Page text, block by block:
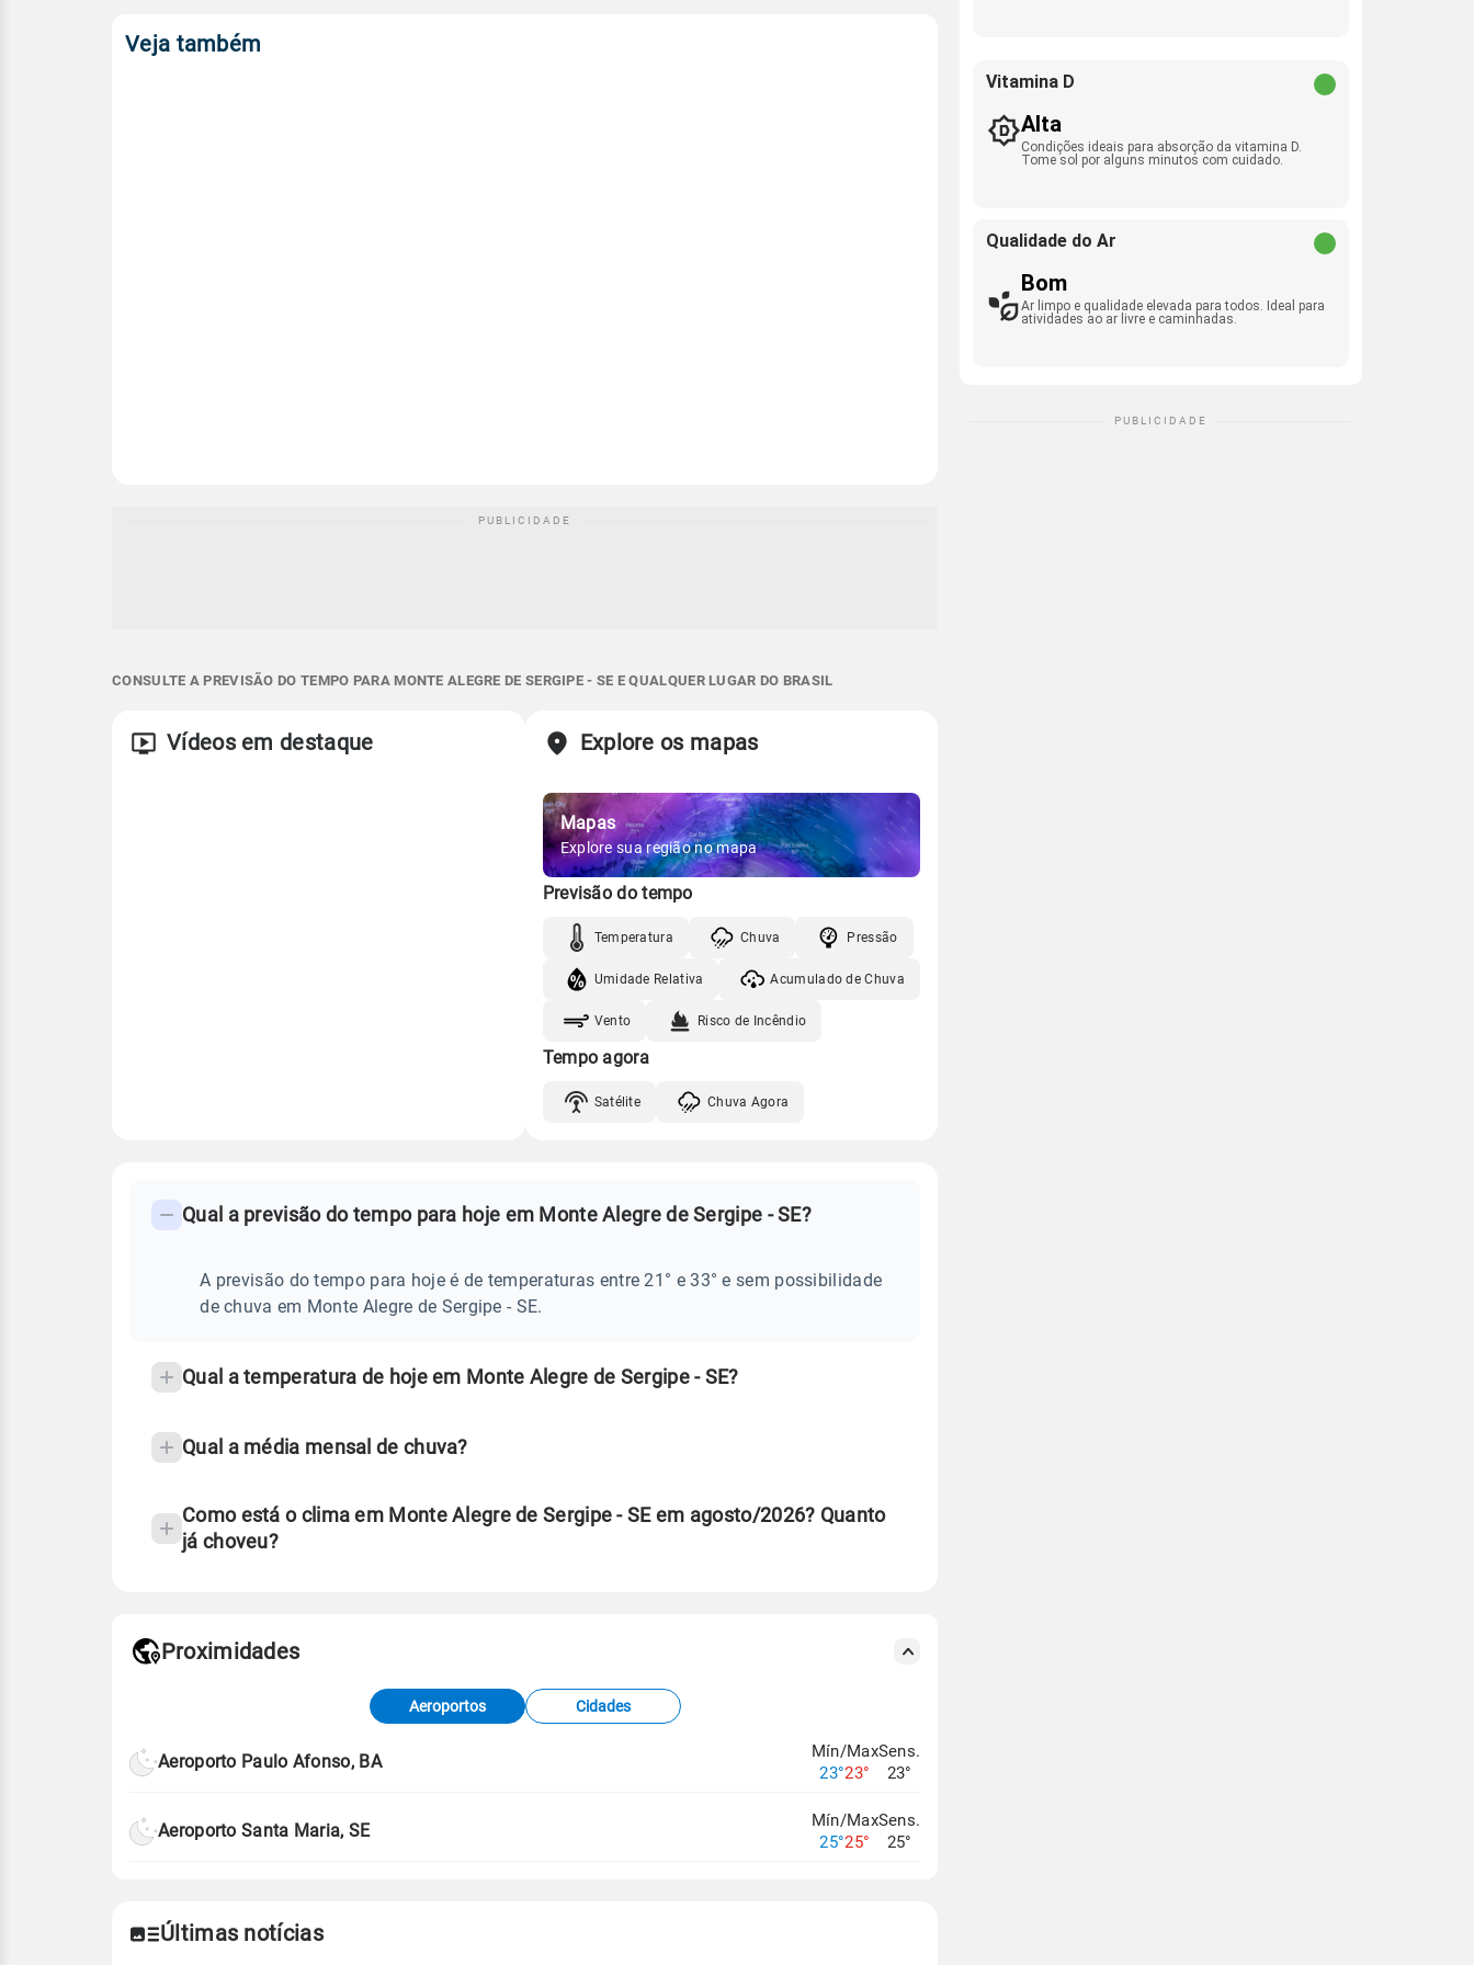
Veja também
CONSULTE A PREVISÃO DO TEMPO PARA MONTE ALEGRE DE SERGIPE - SE E QUALQUER LUGAR DO BRASIL
Vídeos em destaque Explore os mapas
Mapas
Explore sua região no mapa
Previsão do tempo
Temperatura Chuva Pressão
Umidade Relativa Acumulado de Chuva
Vento Risco de Incêndio
Tempo agora
Satélite Chuva Agora
PREVISÃO
SERGIPE
frequentes
temperatura
Qual a previsão do tempo para hoje em Monte Alegre de Sergipe - SE?
A previsão do tempo para hoje é de temperaturas entre 21° e 33° e sem possibilidade
de chuva em Monte Alegre de Sergipe - SE.
Qual a temperatura de hoje em Monte Alegre de Sergipe - SE?
Qual a média mensal de chuva?
Como está o clima em Monte Alegre de Sergipe - SE em agosto/2026? Quanto
já choveu?
de Tempo e Estudos Climáticos (CPTEC).
Proximidades
Aeroportos Cidades
Aeroporto Paulo Afonso, BA
Mín/Max
23°23°
Sens.
23°
Aeroporto Santa Maria, SE
Mín/Max
25°25°
Sens.
25°
Últimas notícias
Vitamina D
Alta
Condições ideais para absorção da vitamina D.
Tome sol por alguns minutos com cuidado.
Qualidade do Ar
Bom
Ar limpo e qualidade elevada para todos. Ideal para
atividades ao ar livre e caminhadas.